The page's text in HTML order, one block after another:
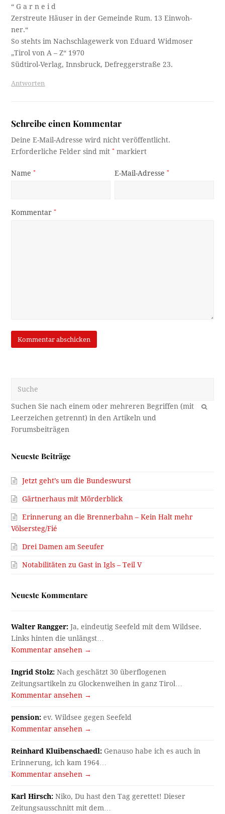
“ G a r n e i d
Zerstreute Häuser in der Gemeinde Rum. 13 Einwoh-
ner.“
So stehts im Nachschlagewerk von Eduard Widmoser
„Tirol von A – Z“ 1970
Südtirol-Verlag, Innsbruck, Defreggerstraße 23.
Antworten
Schreibe einen Kommentar
Deine E-Mail-Adresse wird nicht veröffentlicht.
Erforderliche Felder sind mit* markiert
Name* E-Mail-Adresse*
Kommentar*
OK
Neueste Beiträge
Jetzt geht’s um die Bundeswurst
Gärtnerhaus mit Mörderblick
Erinnerung an die Brennerbahn – Kein Halt mehr
Völsersteg/Fié
Drei Damen am Seeufer
Notabilitäten zu Gast in Igls – Teil V
Neueste Kommentare
Walter Rangger: Ja, eindeutig Seefeld mit dem Wildsee.
Links hinten die unlängst…
Kommentar ansehen →
Ingrid Stolz: Nach geschätzt 30 überflogenen
Zeitungsartikeln zu Glockenweihen in ganz Tirol…
Kommentar ansehen →
pension: ev. Wildsee gegen Seefeld
Kommentar ansehen →
Reinhard Kluibenschaedl: Genauso habe ich es auch in
Erinnerung, ich kam 1964…
Kommentar ansehen →
Karl Hirsch: Niko, Du hast den Tag gerettet! Dieser
Zeitungsausschnitt mit dem…